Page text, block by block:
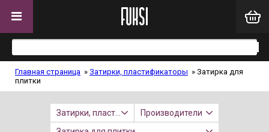
Главная страница » Затирки, пластификаторы » Затирка для
плитки
Производители